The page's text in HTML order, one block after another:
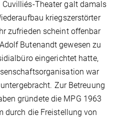
Theater galt damals
kriegszerstörter
zufrieden scheint offenbar
Butenandt gewesen zu
eingerichtet hatte,
war
Zur Betreuung
gründete die MPG 1963
durch die Freistellung von